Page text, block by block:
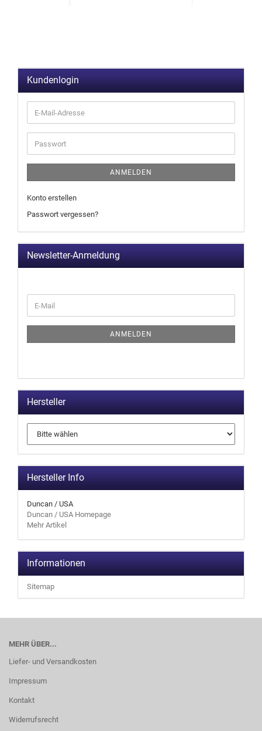
Kundenlogin
ANMELDEN
Konto erstellen
Passwort vergessen?
Newsletter-Anmeldung
ANMELDEN
Hersteller
Hersteller Info
Duncan / USA
Duncan / USA Homepage
Mehr Artikel
Informationen
Sitemap
MEHR ÜBER...
Liefer- und Versandkosten
Impressum
Kontakt
Widerrufsrecht